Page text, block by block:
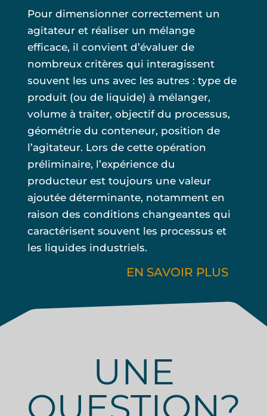
Pour dimensionner correctement un
agitateur et réaliser un mélange
efficace, il convient d’évaluer de
nombreux critères qui interagissent
souvent les uns avec les autres : type de
produit (ou de liquide) à mélanger,
volume à traiter, objectif du processus,
géométrie du conteneur, position de
l’agitateur. Lors de cette opération
préliminaire, l’expérience du
producteur est toujours une valeur
ajoutée déterminante, notamment en
raison des conditions changeantes qui
caractérisent souvent les processus et
les liquides industriels.
EN SAVOIR PLUS
UNE